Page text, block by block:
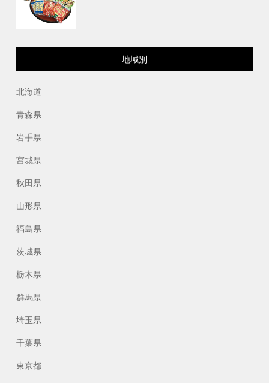
地域別
北海道
青森県
岩手県
宮城県
秋田県
山形県
福島県
茨城県
栃木県
群馬県
埼玉県
千葉県
東京都